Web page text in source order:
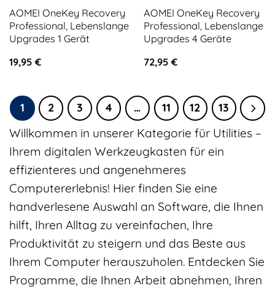
AOMEI OneKey Recovery
Professional, Lebenslange
Upgrades 1 Gerät
19,95 €
AOMEI OneKey Recovery
Professional, Lebenslange
Upgrades 4 Geräte
72,95 €
1 2 3 4 … 11 12 13
Willkommen in unserer Kategorie für Utilities –
Ihrem digitalen Werkzeugkasten für ein
effizienteres und angenehmeres
Computererlebnis! Hier finden Sie eine
handverlesene Auswahl an Software, die Ihnen
hilft, Ihren Alltag zu vereinfachen, Ihre
Produktivität zu steigern und das Beste aus
Ihrem Computer herauszuholen. Entdecken Sie
Programme, die Ihnen Arbeit abnehmen, Ihren